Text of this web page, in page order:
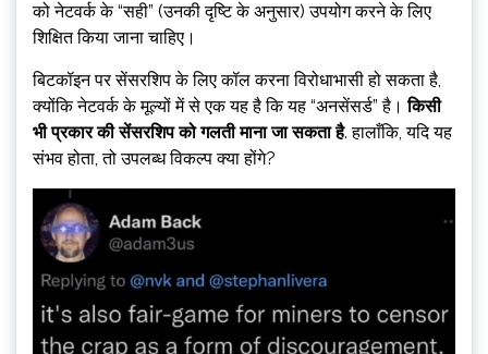
को नेटवर्क के “सही” (उनकी दृष्टि के अनुसार) उपयोग करने के लिए
शिक्षित किया जाना चाहिए।
बिटकॉइन पर सेंसरशिप के लिए कॉल करना विरोधाभासी हो सकता है,
क्योंकि नेटवर्क के मूल्यों में से एक यह है कि यह “अनसेंसर्ड” है।किसी
भी प्रकार की सेंसरशिप को गलती माना जा सकता है. हालाँकि, यदि यह
संभव होता, तो उपलब्ध विकल्प क्या होंगे?